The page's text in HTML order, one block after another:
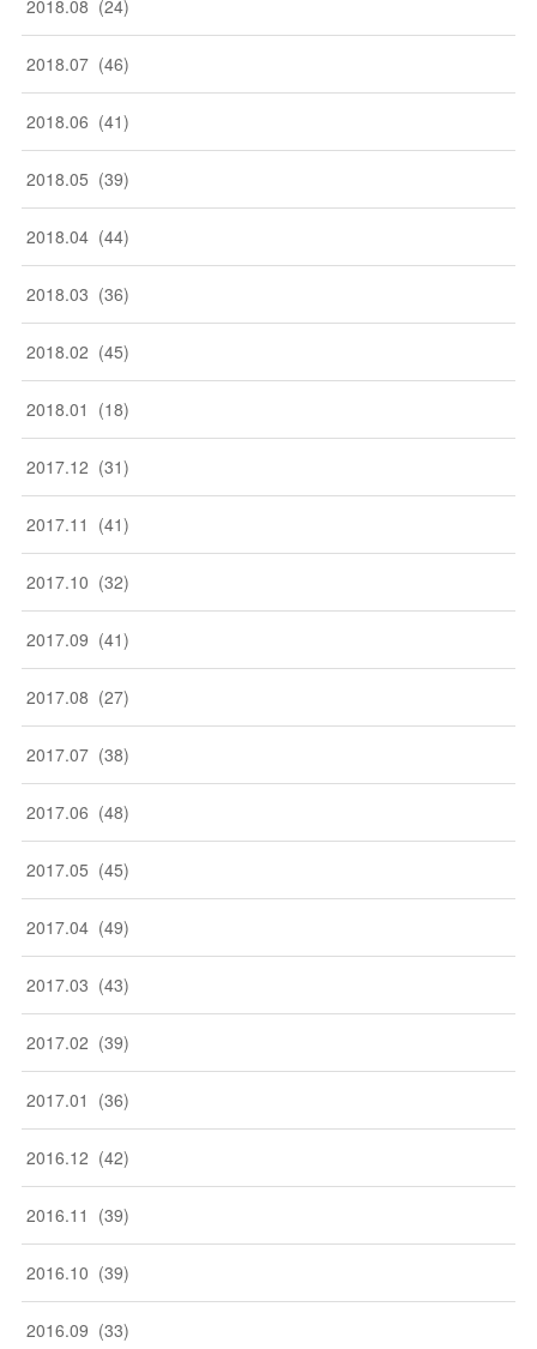
2018.08 (24)
2018.07 (46)
2018.06 (41)
2018.05 (39)
2018.04 (44)
2018.03 (36)
2018.02 (45)
2018.01 (18)
2017.12 (31)
2017.11 (41)
2017.10 (32)
2017.09 (41)
2017.08 (27)
2017.07 (38)
2017.06 (48)
2017.05 (45)
2017.04 (49)
2017.03 (43)
2017.02 (39)
2017.01 (36)
2016.12 (42)
2016.11 (39)
2016.10 (39)
2016.09 (33)